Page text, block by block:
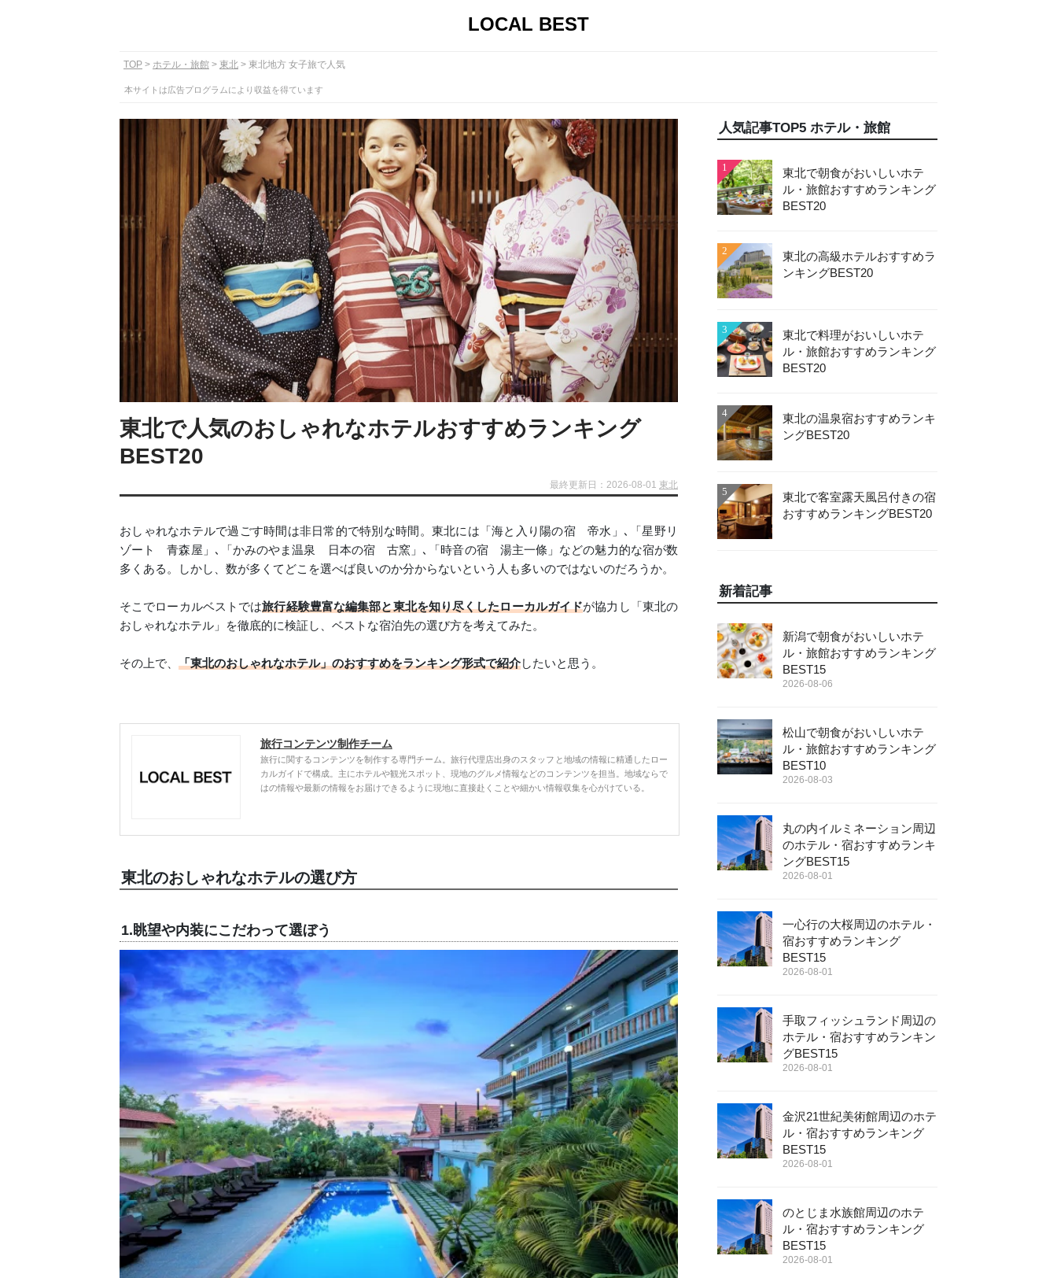
LOCAL BEST
TOP ホテル・旅館 東北 東北地方 女子旅で人気
本サイトは広告プログラムにより収益を得ています
東北で人気のおしゃれなホテルおすすめランキング
BEST20
最終更新日：2026-08-01 東北
おしゃれなホテルで過ごす時間は非日常的で特別な時間。東北には「海と入り陽の宿 帝水」､「星野リ
ゾート 青森屋」､「かみのやま温泉 日本の宿 古窯」､「時音の宿 湯主一條」などの魅力的な宿が数
多くある。しかし、数が多くてどこを選べば良いのか分からないという人も多いのではないのだろうか。
そこでローカルベストでは旅行経験豊富な編集部と東北を知り尽くしたローカルガイドが協力し「東北の
おしゃれなホテル」を徹底的に検証し、ベストな宿泊先の選び方を考えてみた。
その上で、 「東北のおしゃれなホテル」のおすすめをランキング形式で紹介したいと思う。
旅行コンテンツ制作チーム
旅行に関するコンテンツを制作する専門チーム。旅行代理店出身のスタッフと地域の情報に精通したロー
カルガイドで構成。主にホテルや観光スポット、現地のグルメ情報などのコンテンツを担当。地域ならで
はの情報や最新の情報をお届けできるように現地に直接赴くことや細かい情報収集を心がけている。
東北のおしゃれなホテルの選び方
1.眺望や内装にこだわって選ぼう
人気記事TOP5 ホテル・旅館
1
東北で朝食がおいしいホテ
ル・旅館おすすめランキング
BEST20
2
東北の高級ホテルおすすめラ
ンキングBEST20
3
東北で料理がおいしいホテ
ル・旅館おすすめランキング
BEST20
4
東北の温泉宿おすすめランキ
ングBEST20
5
東北で客室露天風呂付きの宿
おすすめランキングBEST20
新着記事
新潟で朝食がおいしいホテ
ル・旅館おすすめランキング
BEST15
2026-08-06
松山で朝食がおいしいホテ
ル・旅館おすすめランキング
BEST10
2026-08-03
丸の内イルミネーション周辺
のホテル・宿おすすめランキ
ングBEST15
2026-08-01
一心行の大桜周辺のホテル・
宿おすすめランキング
BEST15
2026-08-01
手取フィッシュランド周辺の
ホテル・宿おすすめランキン
グBEST15
2026-08-01
金沢21世紀美術館周辺のホテ
ル・宿おすすめランキング
BEST15
2026-08-01
のとじま水族館周辺のホテ
ル・宿おすすめランキング
BEST15
2026-08-01